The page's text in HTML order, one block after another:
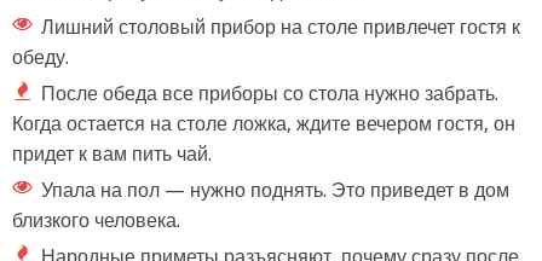
Лишний столовый прибор на столе привлечет гостя к
обеду.
После обеда все приборы со стола нужно забрать.
Когда остается на столе ложка, ждите вечером гостя, он
придет к вам пить чай.
Упала на пол — нужно поднять. Это приведет в дом
близкого человека.